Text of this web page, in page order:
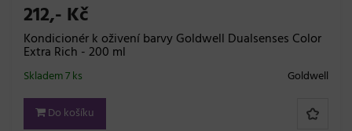
212,- Kč
Kondicionér k oživení barvy Goldwell Dualsenses Color
Extra Rich - 200 ml
Goldwell
Skladem 7 ks
Do košíku